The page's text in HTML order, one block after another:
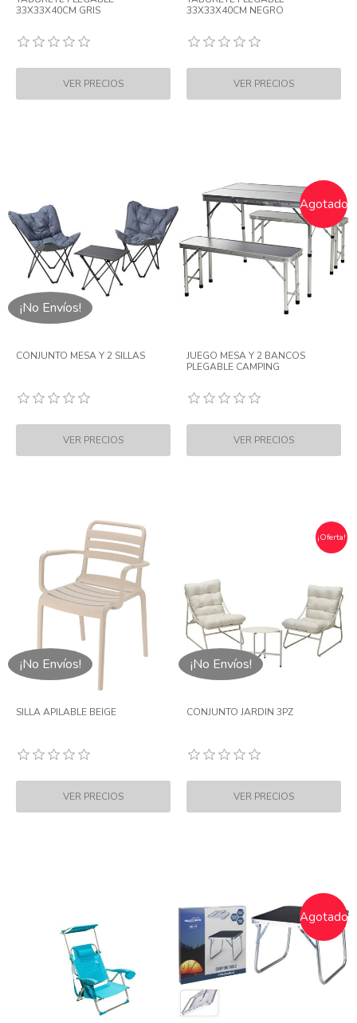
33X33X40CM GRIS
33X33X40CM NEGRO
¡No Envíos!
CONJUNTO MESA Y 2 SILLAS
Agotado
JUEGO MESA Y 2 BANCOS
PLEGABLE CAMPING
¡No Envíos!
SILLA APILABLE BEIGE
¡Oferta!
¡No Envíos!
CONJUNTO JARDIN 3PZ
Agotado